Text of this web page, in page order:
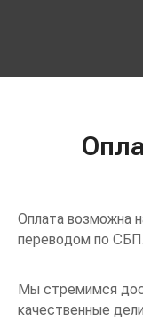
Оплата возможна
переводом по СБП.
Мы стремимся
качественные